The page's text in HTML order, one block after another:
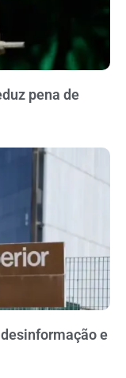
pena de
e